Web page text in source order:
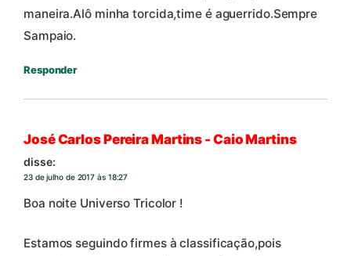
maneira.Alô minha torcida,time é aguerrido.Sempre
Sampaio.
Responder
José Carlos Pereira Martins - Caio Martins
disse:
23 de julho de 2017 às 18:27
Boa noite Universo Tricolor !
Estamos seguindo firmes à classificação,pois